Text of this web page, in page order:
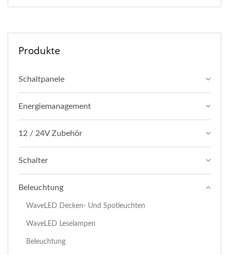
Produkte
Schaltpanele
Energiemanagement
12 / 24V Zubehör
Schalter
Beleuchtung
WaveLED Decken- Und Spotleuchten
WaveLED Leselampen
Beleuchtung